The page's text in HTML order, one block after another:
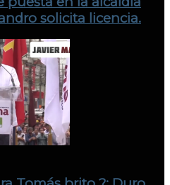
solicita licencia.